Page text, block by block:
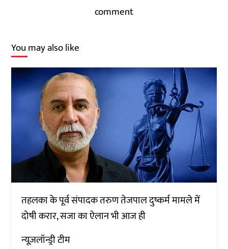
comment
You may also like
तहलका के पूर्व संपादक तरुण तेजपाल दुष्कर्म मामले में
दोषी करार, सजा का ऐलान भी आज ही
न्यूज़लॉन्ड्री टीम